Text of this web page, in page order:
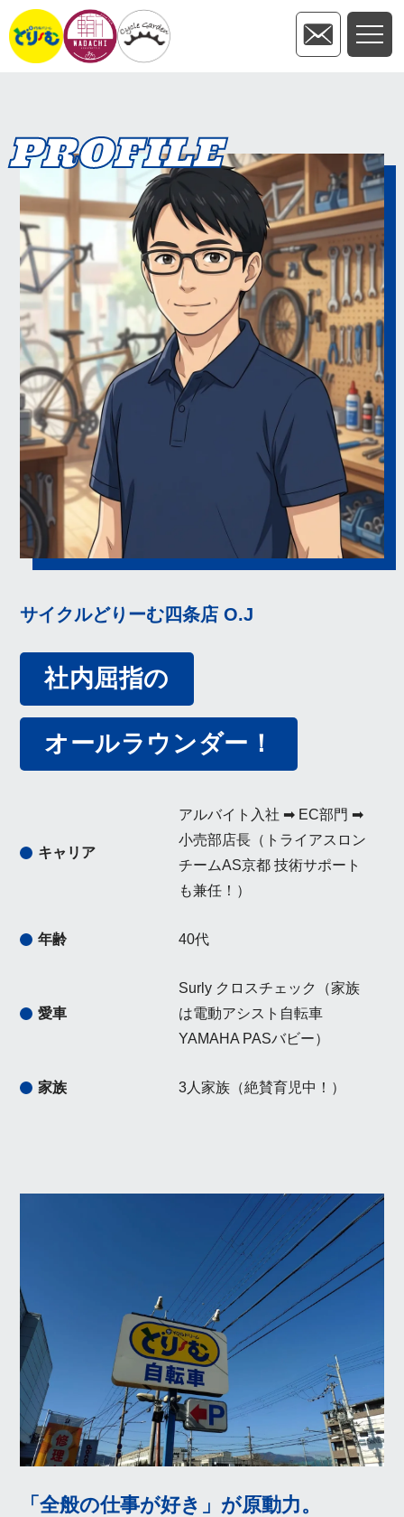
PROFILE
サイクルどりーむ四条店 O.J
社内屈指の
オールラウンダー！
キャリア
アルバイト入社 ➡ EC部門 ➡
小売部店長（トライアスロン
チームAS京都 技術サポート
も兼任！）
年齢 40代
愛車
Surly クロスチェック（家族
は電動アシスト自転車
YAMAHA PASバビー）
家族 3人家族（絶賛育児中！）
「全般の仕事が好き」が原動力。